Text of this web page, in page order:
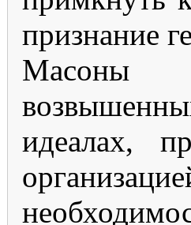
признание
идеалах,